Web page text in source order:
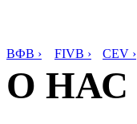
ВФВ › FIVB › CEV ›
О НАС